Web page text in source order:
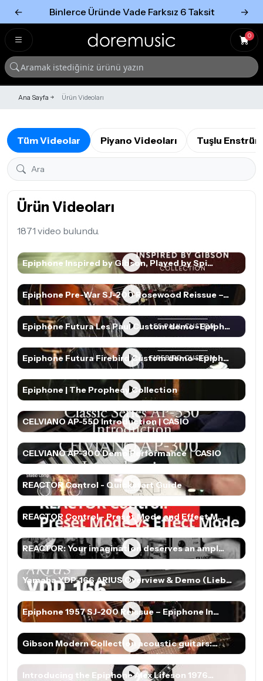
← Binlerce Üründe Vade Farksız 6 Taksit →
0
Ana Sayfa Ürün Videoları
Tüm Videolar Piyano Videoları Tuşlu
Ürün Videoları
1871 video bulundu.
Epiphone Inspired by Gibson, Played by Spi...
Epiphone Pre-War SJ-200 Rosewood Reissue –...
Epiphone Futura Les Paul Custom demo–Epiph...
Epiphone Futura Firebird Custom demo–Epiph...
Epiphone | The Prophecy Collection
CELVIANO AP-550 Introduction | CASIO
CELVIANO AP-300 Demo Performance｜CASIO
REACTOR Control - Quickstart Guide
REACTOR Control - Preset Mode and Effect M...
REACTOR: Your imagination deserves an ampl...
Yamaha YDP-166 ARIUS Overview & Demo (Lieb...
Epiphone 1957 SJ-200 Reissue – Epiphone In...
Gibson Modern Collection acoustic guitars:...
Introducing the Epiphone Alex Lifeson 1976...
Tümünü Gör
Tümünü gör